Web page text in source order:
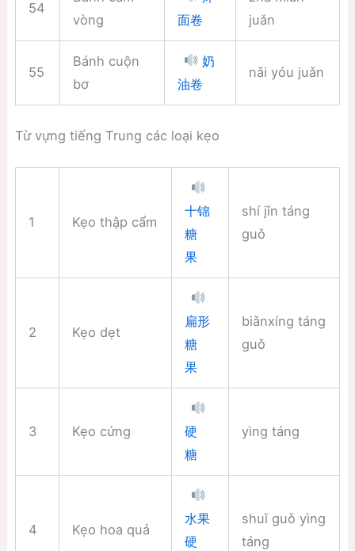
54
vòng
面卷
juǎn
55
Bánh cuộn
bơ
奶
油卷
nǎi yóu juǎn
Từ vựng tiếng Trung các loại kẹo
1 Kẹo thập cẩm
十锦
糖
果
shí jǐn táng
guǒ
2 Kẹo dẹt
扁形
糖
果
biǎnxíng táng
guǒ
3 Kẹo cứng
硬
糖
yìng táng
4 Kẹo hoa quả
水果
硬
shuǐ guǒ yìng
táng